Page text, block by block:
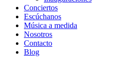
Conciertos
Escúchanos
Música a medida
Nosotros
Contacto
Blog